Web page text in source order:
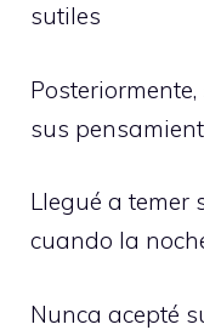
sutiles
sus
Llegué a temer
cuando la
Nunca acepté